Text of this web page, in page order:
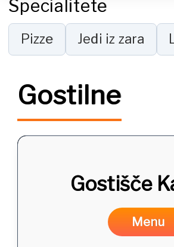
Specialitete
Pizze Jedi iz zara
Gostilne
Gostišče
Menu